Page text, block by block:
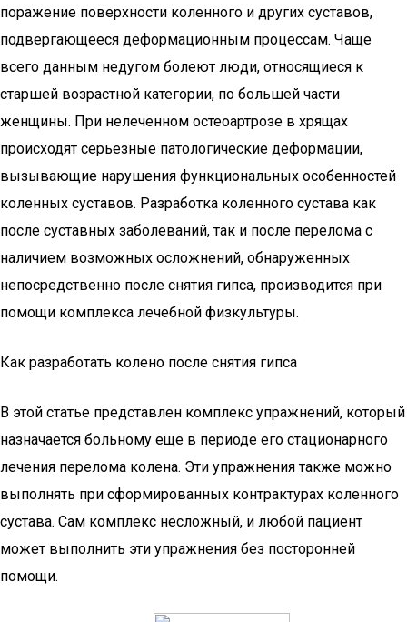
поражение поверхности коленного и других суставов,
подвергающееся деформационным процессам. Чаще
всего данным недугом болеют люди, относящиеся к
старшей возрастной категории, по большей части
женщины. При нелеченном остеоартрозе в хрящах
происходят серьезные патологические деформации,
вызывающие нарушения функциональных особенностей
коленных суставов. Разработка коленного сустава как
после суставных заболеваний, так и после перелома c
наличием возможных осложнений, обнаруженных
непосредственно после снятия гипса, производится при
помощи комплекса лечебной физкультуры.
Как разработать колено после снятия гипса
В этой статье представлен комплекс упражнений, который
назначается больному еще в периоде его стационарного
лечения перелома колена. Эти упражнения также можно
выполнять при сформированных контрактурах коленного
сустава. Сам комплекс несложный, и любой пациент
может выполнить эти упражнения без посторонней
помощи.